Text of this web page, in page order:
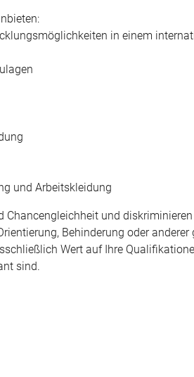
in einem
und Arbeitskleidung
und
Behinderung oder
Wert auf Ihre
sind.